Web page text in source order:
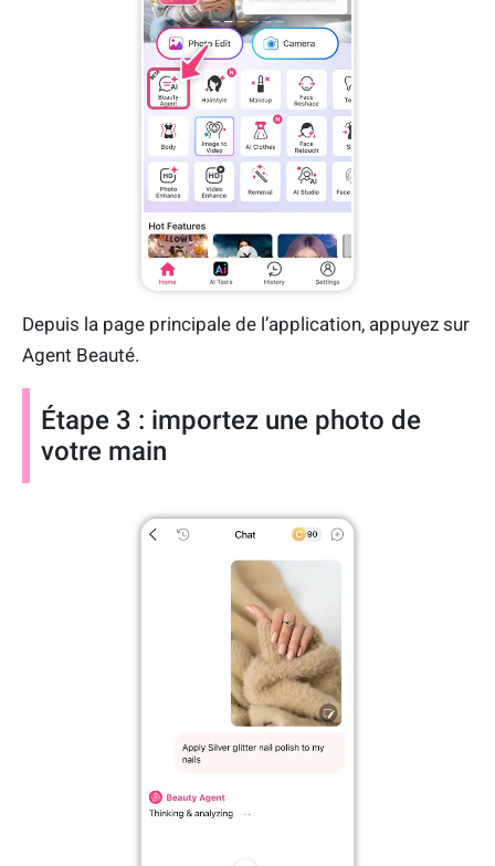
Depuis la page principale de l’application, appuyez sur
Agent Beauté.
Étape 3 : importez une photo de
votre main